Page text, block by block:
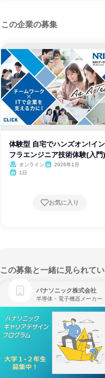
この企業の募集
体験型 自宅でハンズオン!イン
フラエンジニア技術体験(入門)
オンライン
2026年1月
1日
お気に入り
この募集と一緒に見られて
パナソニック株式会社
半導体・電子機器メーカー